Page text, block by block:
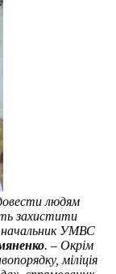
людям
захистити
начальник УМВС
. – Окрім
міліція